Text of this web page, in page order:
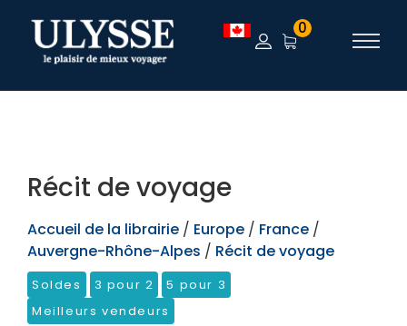
TEST 0
Récit de voyage
Accueil de la librairie / Europe / France /
Auvergne-Rhône-Alpes / Récit de voyage
Soldes 3 pour 2
5 pour 3
Meilleurs vendeurs